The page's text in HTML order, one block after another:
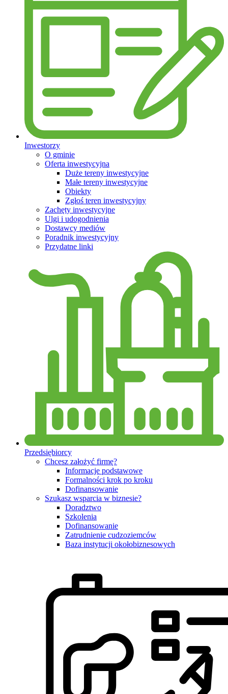
Inwestorzy
O gminie
Oferta inwestycyjna
Duże tereny inwestycyjne
Małe tereny inwestycyjne
Obiekty
Zgłoś teren inwestycyjny
Zachęty inwestycyjne
Ulgi i udogodnienia
Dostawcy mediów
Poradnik inwestycyjny
Przydatne linki
Przedsiębiorcy
Chcesz założyć firmę?
Informacje podstawowe
Formalności krok po kroku
Dofinansowanie
Szukasz wsparcia w biznesie?
Doradztwo
Szkolenia
Dofinansowanie
Zatrudnienie cudzoziemców
Baza instytucji okołobiznesowych